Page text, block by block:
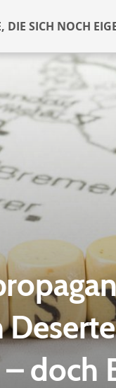
DIE SICH NOCH
doch